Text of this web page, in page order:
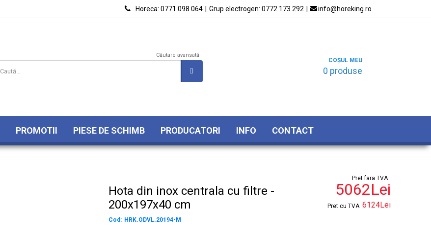
 Horeca: 0771 098 064 Grup electrogen: 0772 173 292 info@horeking.ro
Căutare avansată
COȘUL MEU
0 produse
PROMOTII PIESE DE SCHIMB PRODUCATORI INFO CONTACT
Hota din inox centrala cu filtre -
200x197x40 cm
Pret fara TVA
5062Lei
Pret cu TVA 6124Lei
Cod: HRK.ODVL.20194-M